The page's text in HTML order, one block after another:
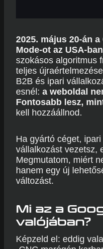
2025. május 20-án
Mode-ot az USA-ban
szokásos algoritmus
teljes
B2B és ipari
esnél: a weboldal
Fontosabb lesz,
kell hozzáállnod.
Ha gyártó céget,
vállalkozást vezetsz,
Megmutatom, miért
hanem egy új
változást.
Mi az a
valójában?
Képzeld el: eddig